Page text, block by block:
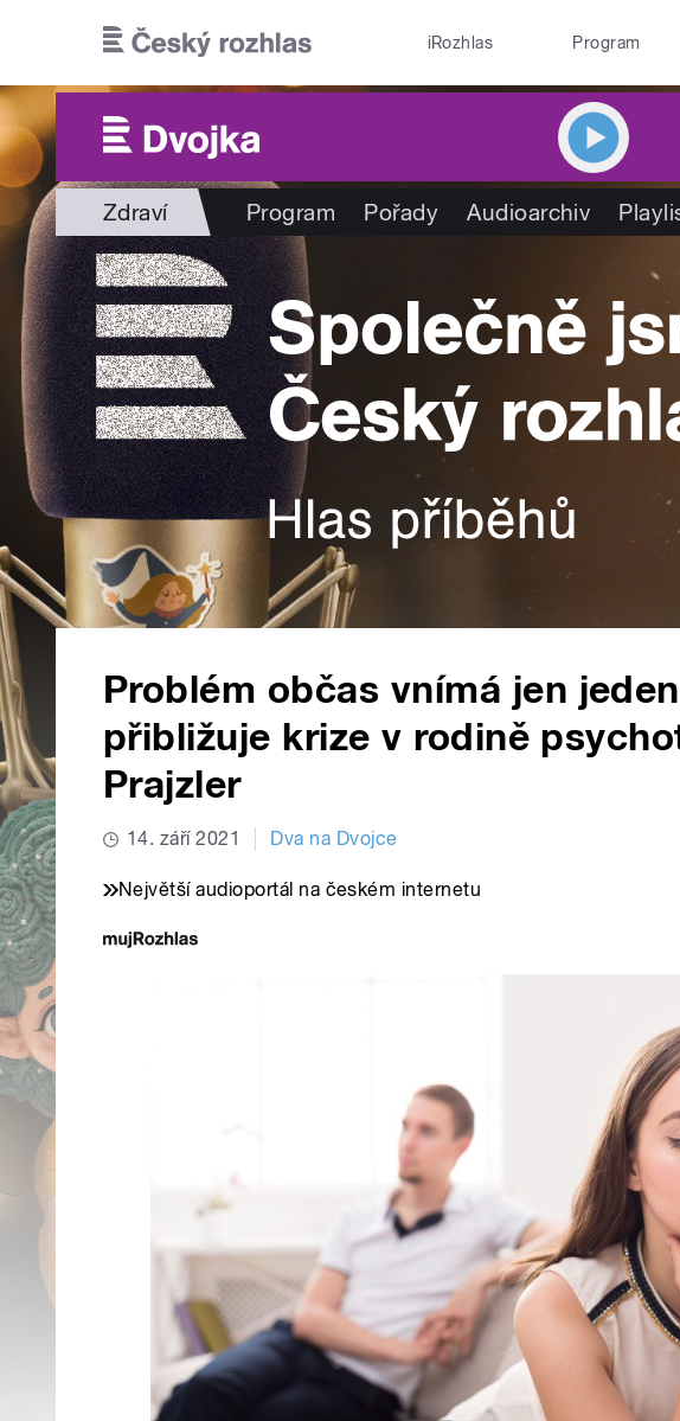
iRozhlas Program
Zdraví Program Pořady Audioarchiv
Problém občas vnímá jen
přibližuje krize v rodině
Prajzler
14. září 2021 Dva na Dvojce
Největší audioportál na českém internetu